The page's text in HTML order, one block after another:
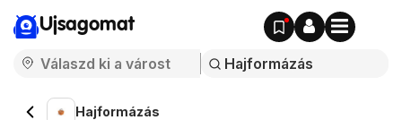
Ujsagomat
Hajformázás